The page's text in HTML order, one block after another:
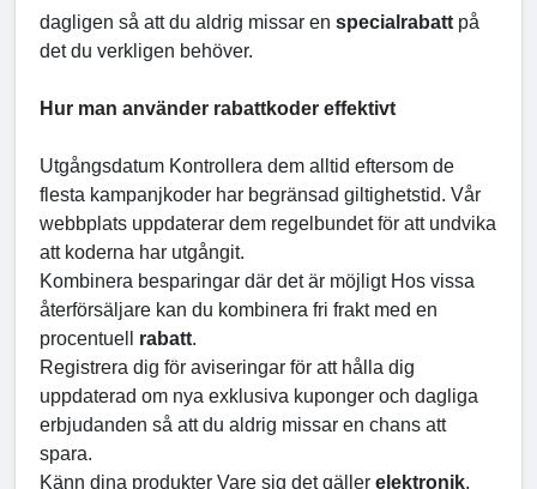
dagligen så att du aldrig missar en specialrabatt på
det du verkligen behöver.
Hur man använder rabattkoder effektivt
Utgångsdatum Kontrollera dem alltid eftersom de
flesta kampanjkoder har begränsad giltighetstid. Vår
webbplats uppdaterar dem regelbundet för att undvika
att koderna har utgångit.
Kombinera besparingar där det är möjligt Hos vissa
återförsäljare kan du kombinera fri frakt med en
procentuell rabatt.
Registrera dig för aviseringar för att hålla dig
uppdaterad om nya exklusiva kuponger och dagliga
erbjudanden så att du aldrig missar en chans att
spara.
Känn dina produkter Vare sig det gäller elektronik,